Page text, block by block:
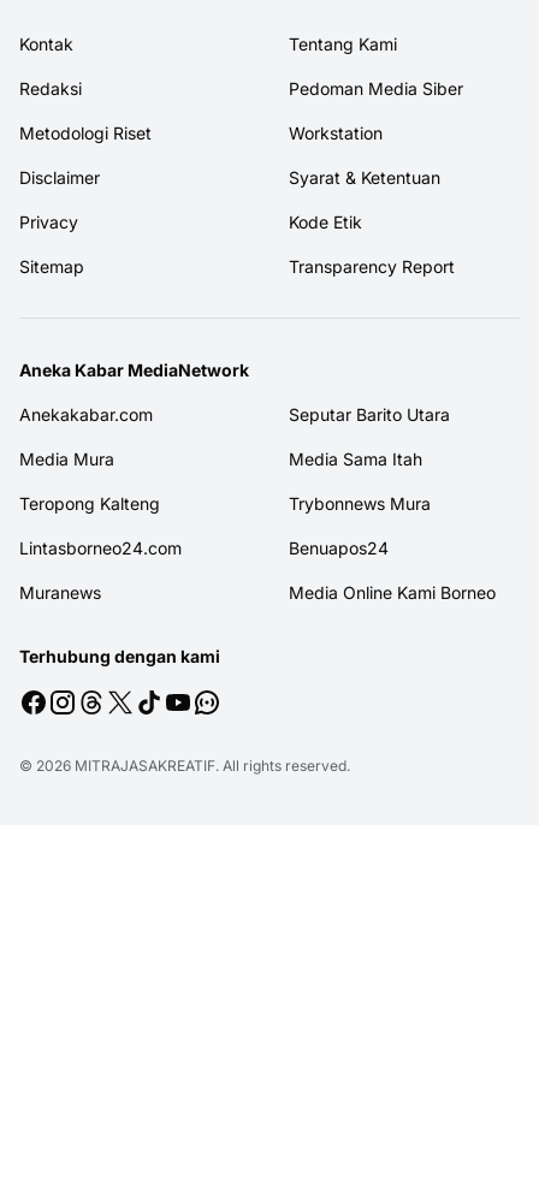
Kontak Tentang Kami
Redaksi Pedoman Media Siber
Metodologi Riset Workstation
Disclaimer Syarat & Ketentuan
Privacy Kode Etik
Sitemap Transparency Report
Aneka Kabar MediaNetwork
Anekakabar.com Seputar Barito Utara
Media Mura Media Sama Itah
Teropong Kalteng Trybonnews Mura
Lintasborneo24.com Benuapos24
Muranews Media Online Kami Borneo
Terhubung dengan kami
© 2026 MITRAJASAKREATIF. All rights reserved.